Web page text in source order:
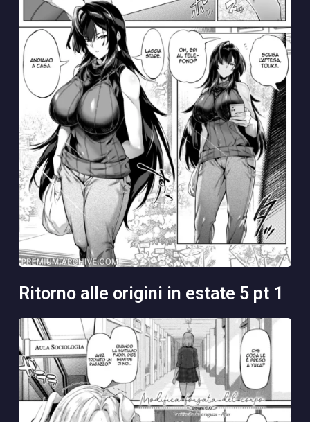
ritorno alle origini in estate 5 pt 1